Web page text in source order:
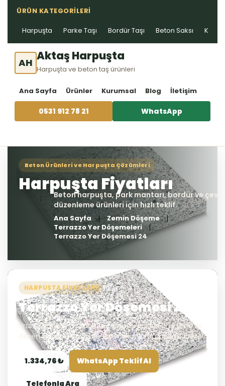
ÜRÜN KATEGORILERI
Harpuşta Parke Taşı Bordür Taşı Beton Saksı Kablo
AH Aktaş Harpuşta
Harpuşta ve beton taş ürünleri
Ana Sayfa Ürünler Kurumsal Blog İletişim
0531 912 78 21 WhatsApp
Ana Sayfa
Zemin Döşeme
Terrazzo Yer Döşemeleri
Terrazzo Yer Döşemesi 24
HARPUSTA FIYATLARI
Terrazzo Yer Döşemesi 24
Ürün özellikleri Dayanıklı ve bakımı kolay Farklı renk ve
desen seçenekleri İç ve dış mekanlarda kullanılabilir
1.334,76 ₺ WhatsApp Teklif Al
Telefonla Ara